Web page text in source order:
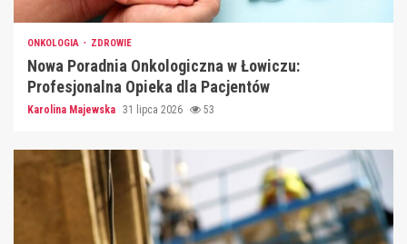
ONKOLOGIA ZDROWIE
Nowa Poradnia Onkologiczna w Łowiczu:
Profesjonalna Opieka dla Pacjentów
Karolina Majewska 31 lipca 2026 53